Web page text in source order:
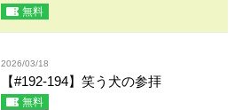
無料
2026/03/18
【#192-194】笑う犬の参拝
無料